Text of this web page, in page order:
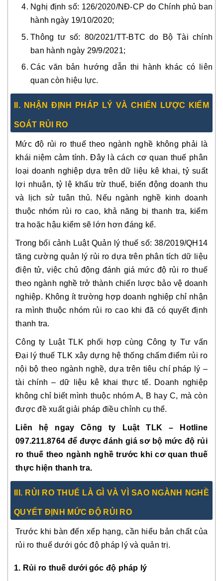
Nghị định số: 126/2020/NĐ-CP do Chính phủ ban
hành ngày 19/10/2020;
Thông tư số: 80/2021/TT-BTC do Bộ Tài chính
ban hành ngày 29/9/2021;
Các văn bản hướng dẫn thi hành khác có liên
quan còn hiệu lực.
II. NHẬN ĐỊNH PHÁP LÝ VÀ CHIẾN LƯỢC KIỂM
SOÁT RỦI RO
Mức độ rủi ro thuế theo ngành nghề không phải là
khái niệm cảm tính. Đây là cách cơ quan thuế phân
loại doanh nghiệp dựa trên dữ liệu kê khai, tỷ suất
lợi nhuận, tỷ lệ khấu trừ thuế, biến động doanh thu
và lịch sử tuân thủ. Nếu ngành nghề kinh doanh
thuộc nhóm rủi ro cao, khả năng bị thanh tra, kiểm
tra hoặc hậu kiểm sẽ lớn hơn đáng kể.
Trong bối cảnh Luật Quản lý thuế số: 38/2019/QH14
tăng cường quản lý rủi ro dựa trên phân tích dữ liệu
điện tử, việc chủ động đánh giá mức độ rủi ro thuế
theo ngành nghề trở thành chiến lược bảo vệ doanh
nghiệp. Không ít trường hợp doanh nghiệp chỉ nhận
ra mình thuộc nhóm rủi ro cao khi đã có quyết định
thanh tra.
Công ty Luật TLK phối hợp cùng Công ty Tư vấn
Đại lý thuế TLK xây dựng hệ thống chấm điểm rủi ro
nội bộ theo ngành nghề, dựa trên tiêu chí pháp lý –
tài chính – dữ liệu kê khai thực tế. Doanh nghiệp
không chỉ biết mình thuộc nhóm A, B hay C, mà còn
được đề xuất giải pháp điều chỉnh cụ thể.
Liên hệ ngay Công ty Luật TLK – Hotline
097.211.8764 để được đánh giá sơ bộ mức độ rủi
ro thuế theo ngành nghề trước khi cơ quan thuế
thực hiện thanh tra.
III. RỦI RO THUẾ LÀ GÌ VÀ VÌ SAO NGÀNH NGHỀ
QUYẾT ĐỊNH MỨC ĐỘ RỦI RO
Trước khi bàn đến xếp hạng, cần hiểu bản chất của
rủi ro thuế dưới góc độ pháp lý và quản trị.
1. Rủi ro thuế dưới góc độ pháp lý